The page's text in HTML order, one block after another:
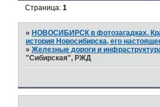
Страница:1
»НОВОСИБИРСК в фотозагадках.
история Новосибирска, его
»Железные дороги и
"Сибирская", РЖД